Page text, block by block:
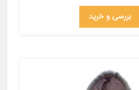
بررسی و خرید